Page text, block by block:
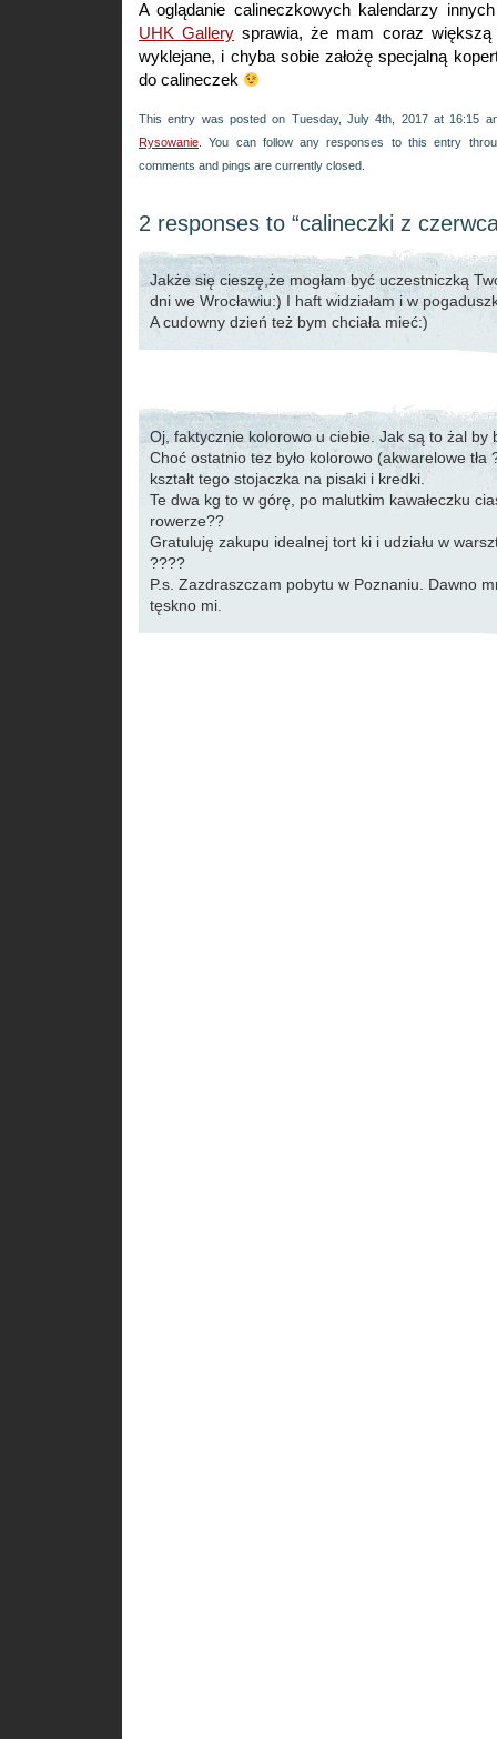
A oglądanie calineczkowych kalendarzy
UHK Gallery sprawia, że mam coraz większą
wyklejane, i chyba sobie założę specjalną
do calineczek
This entry was posted on Tuesday, July 4th, 2017 at 16:15
Rysowanie . You can follow any responses to this entry
comments and pings are currently closed.
2 responses to “calineczki z
Jakże się cieszę,że mogłam być uczestniczką
dni we Wrocławiu:) I haft widziałam i w
A cudowny dzień też bym chciała mieć:)
Oj, faktycznie kolorowo u ciebie. Jak są to żal by
Choć ostatnio tez było kolorowo (akwarelowe tła
kształt tego stojaczka na pisaki i kredki.
Te dwa kg to w górę, po malutkim kawałeczku
rowerze??
Gratuluję zakupu idealnej tort ki i udziału w
????
P.s. Zazdraszczam pobytu w Poznaniu. Dawno
tęskno mi.